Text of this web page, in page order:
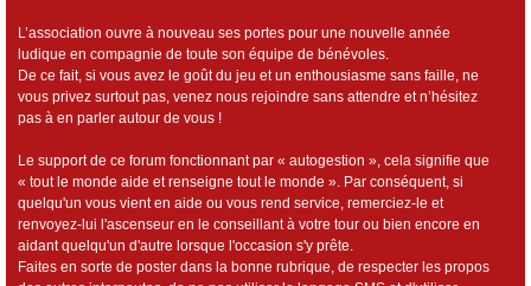
L’association ouvre à nouveau ses portes pour une nouvelle année
ludique en compagnie de toute son équipe de bénévoles.
De ce fait, si vous avez le goût du jeu et un enthousiasme sans faille, ne
vous privez surtout pas, venez nous rejoindre sans attendre et n’hésitez
pas à en parler autour de vous !
Le support de ce forum fonctionnant par « autogestion », cela signifie que
« tout le monde aide et renseigne tout le monde ». Par conséquent, si
quelqu'un vous vient en aide ou vous rend service, remerciez-le et
renvoyez-lui l'ascenseur en le conseillant à votre tour ou bien encore en
aidant quelqu'un d'autre lorsque l'occasion s'y prête.
Faites en sorte de poster dans la bonne rubrique, de respecter les propos